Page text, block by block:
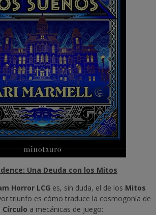
Una Deuda con los Mitos
Horror LCG es, sin duda, el de los Mitos
triunfo es cómo traduce la cosmogonía de
Círculo a mecánicas de juego: